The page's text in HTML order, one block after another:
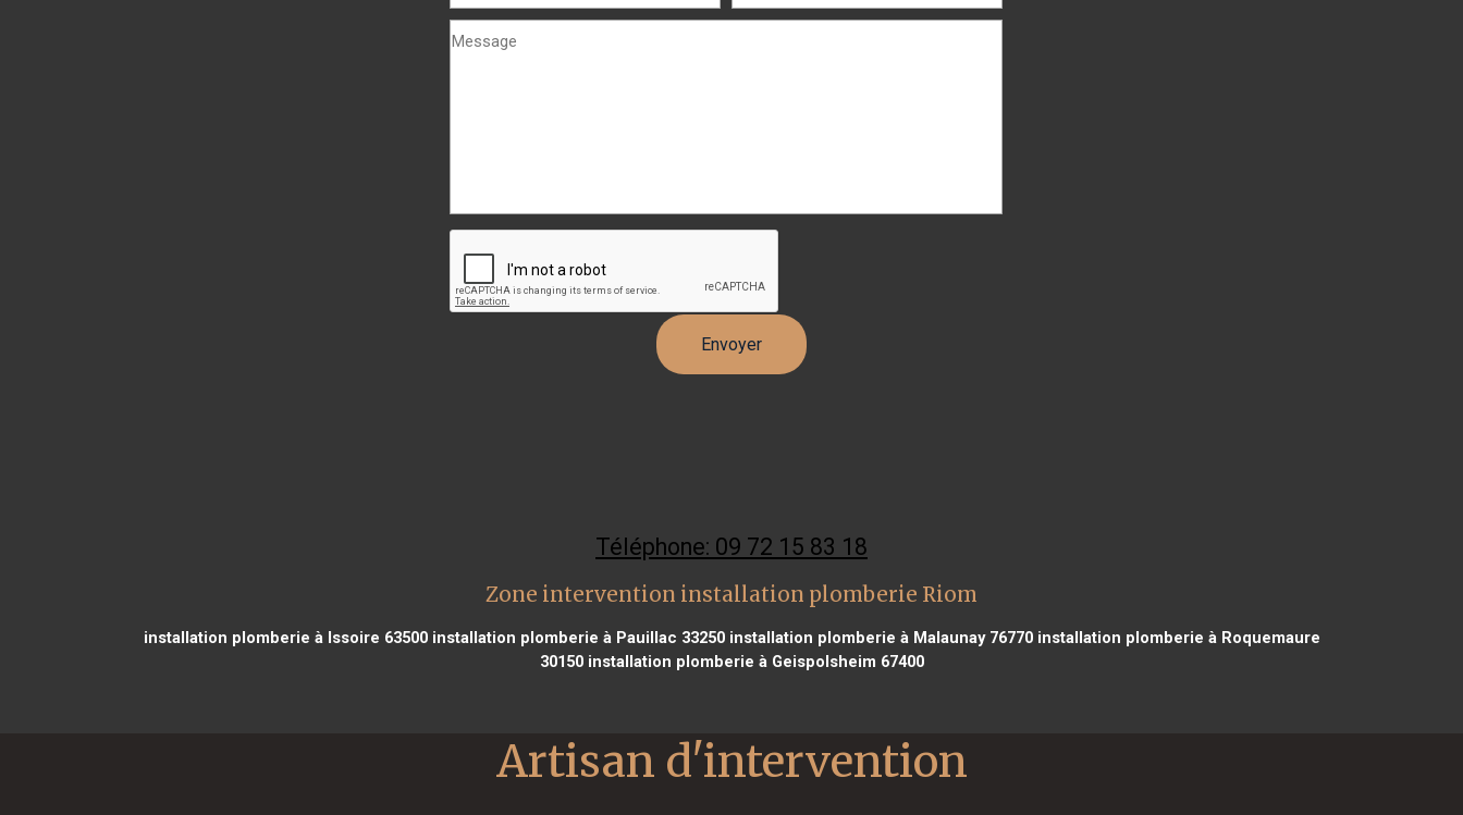
Téléphone: 09 72 15 83 18
Zone intervention installation plomberie Riom
installation plomberie à Issoire 63500installation plomberie à Pauillac 33250installation plomberie à Malaunay 76770installation plomberie à Roquemaure
30150installation plomberie à Geispolsheim 67400
Artisan d'intervention